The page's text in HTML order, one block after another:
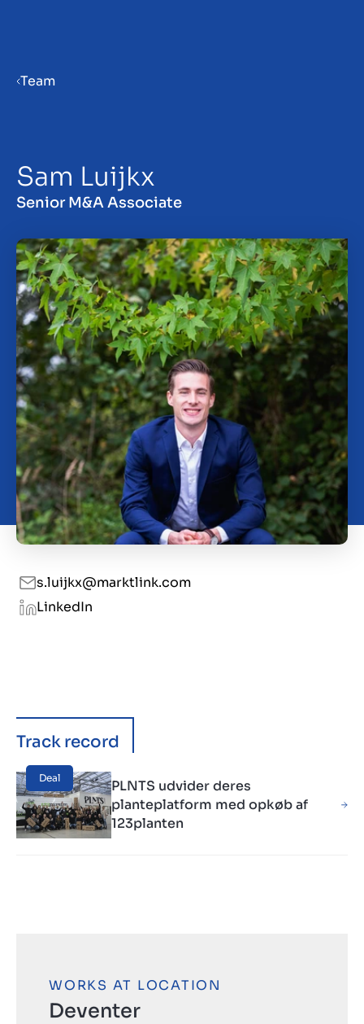
Salg af virksomhed
Insights
Om os
Kontakt
DK
Team
Sam Luijkx
Senior M&A Associate
s.luijkx@marktlink.com
LinkedIn
Track record
Deal
PLNTS udvider deres
planteplatform med opkøb af
123planten
WORKS AT LOCATION
Deventer